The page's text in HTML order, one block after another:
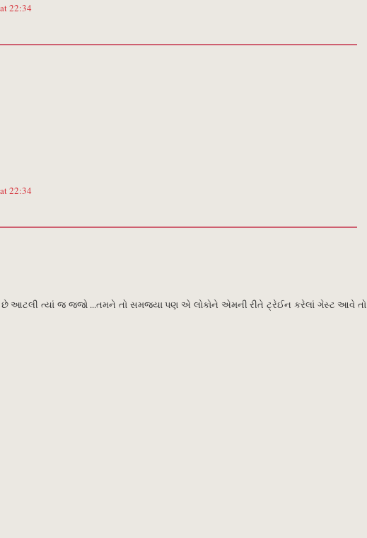
22:34
22:34
છે આટલી ત્યાં જ જજો ...તમને તો સમજ્યા પણ એ લોકોને એમની રીતે ટ્રેઈન કરેલાં ગેસ્ટ આવે તો